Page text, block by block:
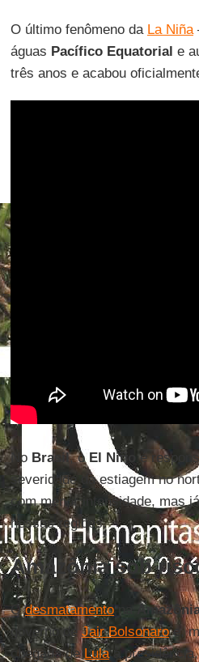
O último fenômeno da La Niña
águas Pacífico Equatorial e
três anos e acabou
No Brasil, o El Niño
é
severidade da estiagem no
com menor intensidade, mas
nessas regiões.
Amazônia sob
Odesmatamentona
governo deJair Bolsonaroe,
chegada deLulaà